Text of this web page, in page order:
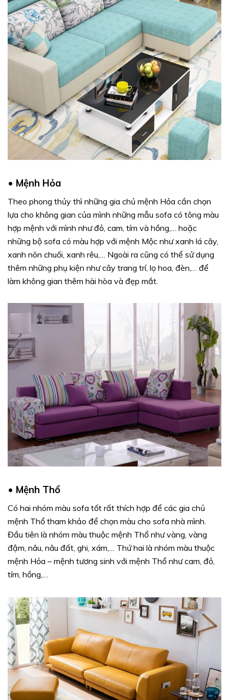
• Mệnh Hỏa
Theo phong thủy thì những gia chủ mệnh Hỏa cần chọn
lựa cho không gian của mình những mẫu sofa có tông màu
hợp mệnh với mình như đỏ, cam, tím và hồng,… hoặc
những bộ sofa có màu hợp với mệnh Mộc như xanh lá cây,
xanh nõn chuối, xanh rêu,… Ngoài ra cũng có thể sử dụng
thêm những phụ kiện như cây trang trí, lọ hoa, đèn,… để
làm không gian thêm hài hòa và đẹp mắt.
• Mệnh Thổ
Có hai nhóm màu sofa tốt rất thích hợp để các gia chủ
mệnh Thổ tham khảo để chọn màu cho sofa nhà mình.
Đầu tiên là nhóm màu thuộc mệnh Thổ như vàng, vàng
đậm, nâu, nâu đất, ghi, xám,… Thứ hai là nhóm màu thuộc
mệnh Hỏa – mệnh tương sinh với mệnh Thổ như cam, đỏ,
tím, hồng,…